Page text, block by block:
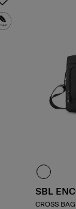
SBL
CROSS BAG